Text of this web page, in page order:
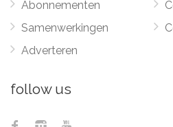
Abonnementen
Samenwerkingen
Adverteren
follow us